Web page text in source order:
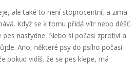
ale také to není stoprocentní, a zima
Když se k tomu přidá vítr nebo déšť,
nastydne. Nebo si počasí zprotiví a
Ano, některé psy do psího počasí
pokud vidíš, že se pes klepe, má